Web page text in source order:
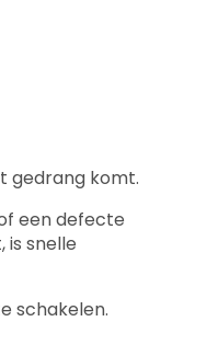
gedrang komt.
een defecte
is snelle
schakelen.